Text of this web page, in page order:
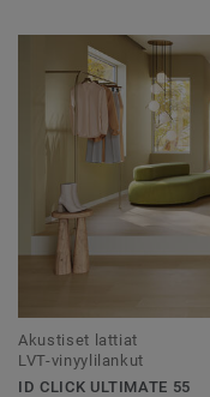
Akustiset lattiat
LVT-vinyylilankut
ID CLICK ULTIMATE 55